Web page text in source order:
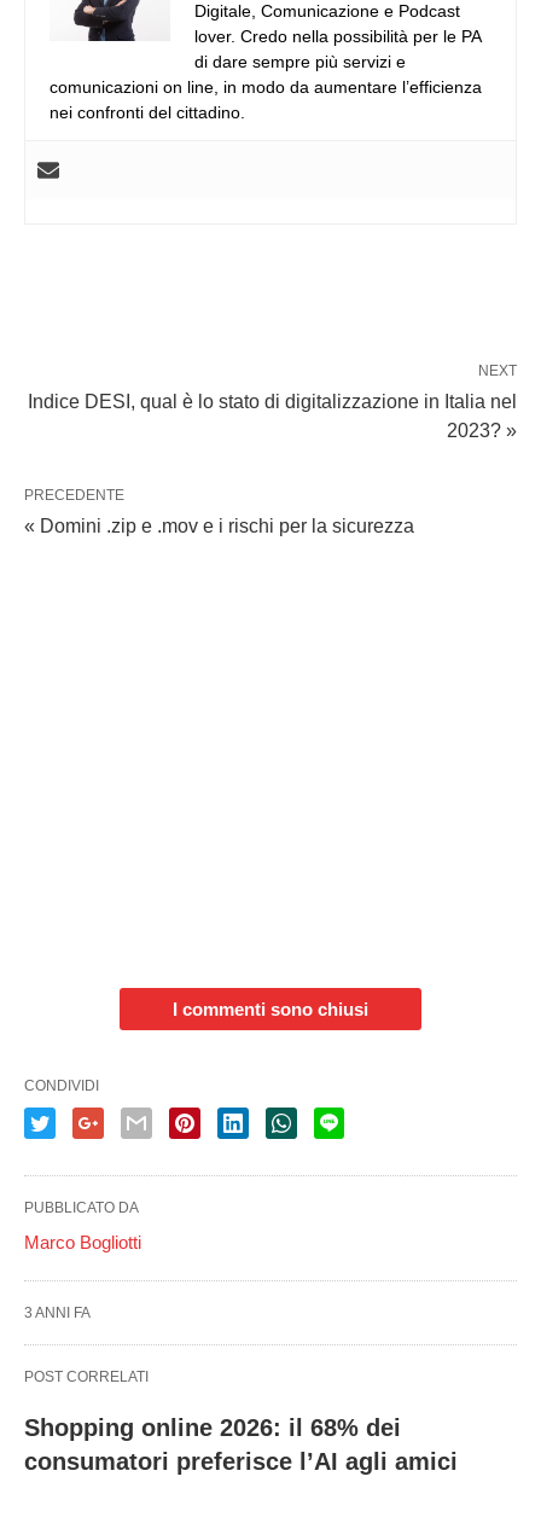
Digitale, Comunicazione e Podcast
lover. Credo nella possibilità per le PA
di dare sempre più servizi e
comunicazioni on line, in modo da aumentare l’efficienza
nei confronti del cittadino.
NEXT
Indice DESI, qual è lo stato di digitalizzazione in Italia nel
2023? »
PRECEDENTE
« Domini .zip e .mov e i rischi per la sicurezza
I commenti sono chiusi
CONDIVIDI
PUBBLICATO DA
Marco Bogliotti
3 ANNI FA
POST CORRELATI
Shopping online 2026: il 68% dei
consumatori preferisce l’AI agli amici